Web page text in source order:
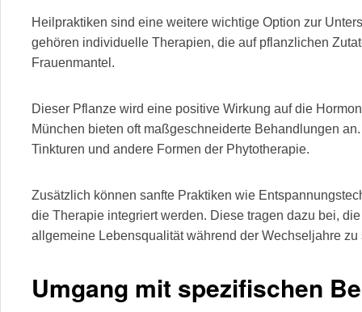
Heilpraktiken sind eine weitere wichtige Option zur
gehören individuelle Therapien, die auf pflanzlichen
Frauenmantel.
Dieser Pflanze wird eine positive Wirkung auf die
München bieten oft maßgeschneiderte Behandlungen
Tinkturen und andere Formen der Phytotherapie.
Zusätzlich können sanfte Praktiken wie
die Therapie integriert werden. Diese tragen dazu bei,
allgemeine Lebensqualität während der Wechseljahre zu
Umgang mit spezifischen